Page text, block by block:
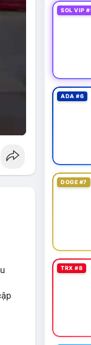
SOL VIP
ADA #6
DOGE #7
TRX #8